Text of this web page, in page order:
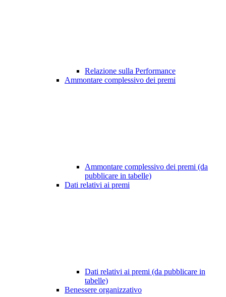
Relazione sulla Performance
Ammontare complessivo dei premi
Ammontare complessivo dei premi (da
pubblicare in tabelle)
Dati relativi ai premi
Dati relativi ai premi (da pubblicare in
tabelle)
Benessere organizzativo